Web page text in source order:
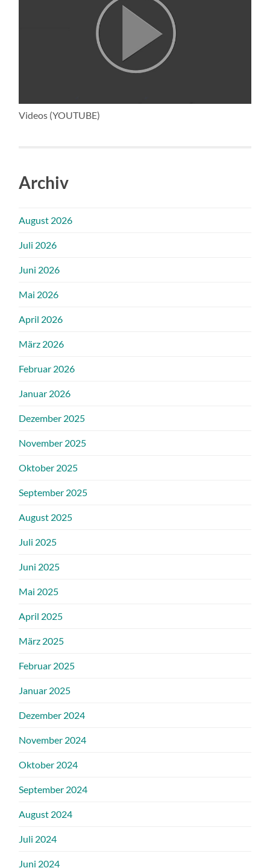
Videos (YOUTUBE)
Archiv
August 2026
Juli 2026
Juni 2026
Mai 2026
April 2026
März 2026
Februar 2026
Januar 2026
Dezember 2025
November 2025
Oktober 2025
September 2025
August 2025
Juli 2025
Juni 2025
Mai 2025
April 2025
März 2025
Februar 2025
Januar 2025
Dezember 2024
November 2024
Oktober 2024
September 2024
August 2024
Juli 2024
Juni 2024